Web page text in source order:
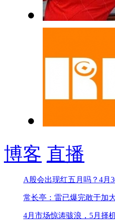
博客 直播
A股会出现红五月吗？ 4月
常长亭：雷已爆完敢于加
4月市场惊涛骇浪，5月择